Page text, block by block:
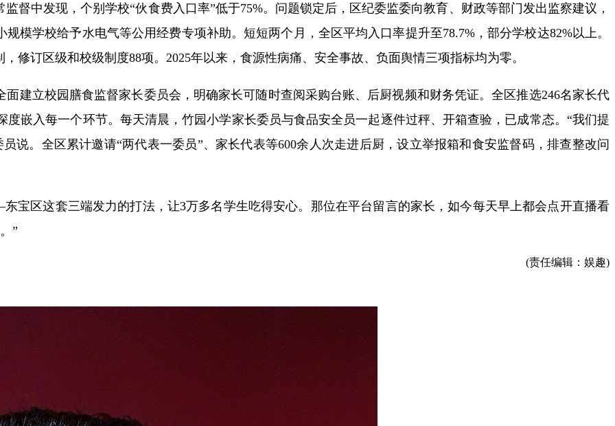
督中发现，个别学校“伙食费入口率”低于75%。问题锁定后，区纪委监委向教育、财政等部门发出监察建议，
模学校给予水电气等公用经费专项补助。短短两个月，全区平均入口率提升至78.7%，部分学校达82%以上。
修订区级和校级制度88项。2025年以来，食源性病痛、安全事故、负面舆情三项指标均为零。
建立校园膳食监督家长委员会，明确家长可随时查阅采购台账、后厨视频和财务凭证。全区推选246名家长代
嵌入每一个环节。每天清晨，竹园小学家长委员与食品安全员一起逐件过秤、开箱查验，已成常态。“我们提
说。全区累计邀请“两代表一委员”、家长代表等600余人次走进后厨，设立举报箱和食安监督码，排查整改问
宝区这套三端发力的打法，让3万多名学生吃得安心。那位在平台留言的家长，如今每天早上都会点开直播看
”
(责任编辑：娱趣)